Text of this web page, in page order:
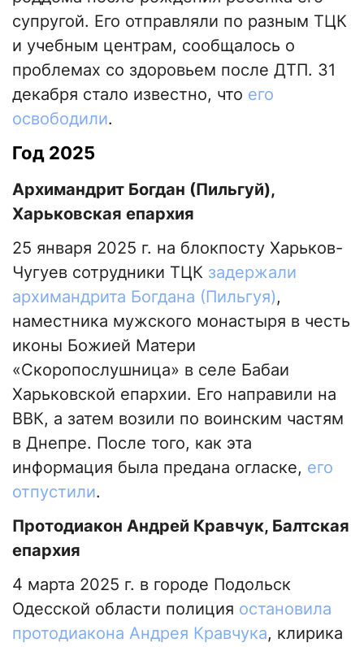
супругой. Его отправляли по разным ТЦК
и учебным центрам, сообщалось о
проблемах со здоровьем после ДТП. 31
декабря стало известно, что его
освободили.
Год 2025
Архимандрит Богдан (Пильгуй),
Харьковская епархия
25 января 2025 г. на блокпосту Харьков-
Чугуев сотрудники ТЦК задержали
архимандрита Богдана (Пильгуя),
наместника мужского монастыря в честь
иконы Божией Матери
«Скоропослушница» в селе Бабаи
Харьковской епархии. Его направили на
ВВК, а затем возили по воинским частям
в Днепре. После того, как эта
информация была предана огласке, его
отпустили.
Протодиакон Андрей Кравчук, Балтская
епархия
4 марта 2025 г. в городе Подольск
Одесской области полиция остановила
протодиакона Андрея Кравчука, клирика